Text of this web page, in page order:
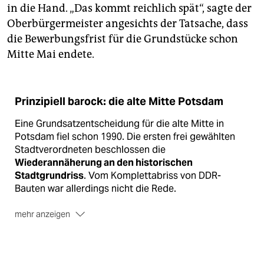
in die Hand. „Das kommt reichlich spät“, sagte der
Oberbürgermeister angesichts der Tatsache, dass
die Bewerbungsfrist für die Grundstücke schon
Mitte Mai endete.
Prinzipiell barock: die alte Mitte Potsdam
Eine Grundsatzentscheidung für die alte Mitte in
Potsdam fiel schon 1990. Die ersten frei gewählten
Stadtverordneten beschlossen die
Wiederannäherung an den historischen
Stadtgrundriss. Vom Komplettabriss von DDR-
Bauten war allerdings nicht die Rede.
mehr anzeigen